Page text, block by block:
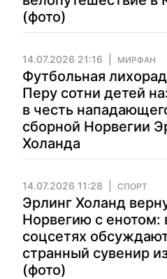
(фото)
14.07.2026 21:16 МИРФАН
Футбольная
Перу сотни детей
в честь
сборной Норвегии
Холанда
14.07.2026 11:28 СПОРТ
Эрлинг Холанд
Норвегию с енотом:
соцсетях
странный сувенир
(фото)